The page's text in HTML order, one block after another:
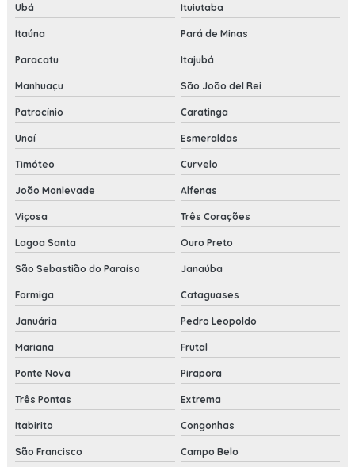
Ubá Ituiutaba
Itaúna Pará de Minas
Paracatu Itajubá
Manhuaçu São João del Rei
Patrocínio Caratinga
Unaí Esmeraldas
Timóteo Curvelo
João Monlevade Alfenas
Viçosa Três Corações
Lagoa Santa Ouro Preto
São Sebastião do Paraíso Janaúba
Formiga Cataguases
Januária Pedro Leopoldo
Mariana Frutal
Ponte Nova Pirapora
Três Pontas Extrema
Itabirito Congonhas
São Francisco Campo Belo